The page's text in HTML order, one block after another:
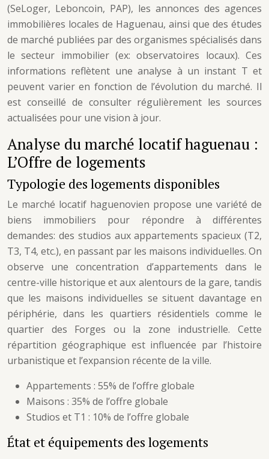
(SeLoger, Leboncoin, PAP), les annonces des agences
immobilières locales de Haguenau, ainsi que des études
de marché publiées par des organismes spécialisés dans
le secteur immobilier (ex: observatoires locaux). Ces
informations reflètent une analyse à un instant T et
peuvent varier en fonction de l’évolution du marché. Il
est conseillé de consulter régulièrement les sources
actualisées pour une vision à jour.
Analyse du marché locatif haguenau :
L’Offre de logements
Typologie des logements disponibles
Le marché locatif haguenovien propose une variété de
biens immobiliers pour répondre à différentes
demandes: des studios aux appartements spacieux (T2,
T3, T4, etc.), en passant par les maisons individuelles. On
observe une concentration d’appartements dans le
centre-ville historique et aux alentours de la gare, tandis
que les maisons individuelles se situent davantage en
périphérie, dans les quartiers résidentiels comme le
quartier des Forges ou la zone industrielle. Cette
répartition géographique est influencée par l’histoire
urbanistique et l’expansion récente de la ville.
Appartements : 55% de l’offre globale
Maisons : 35% de l’offre globale
Studios et T1 : 10% de l’offre globale
État et équipements des logements